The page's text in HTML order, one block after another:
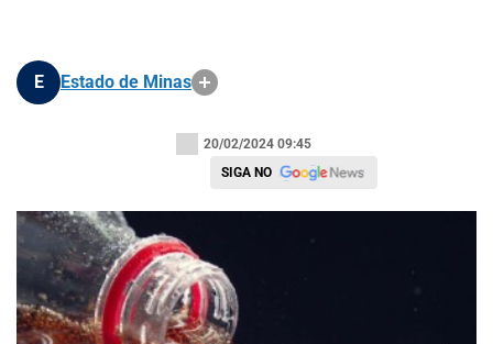
E Estado de Minas
20/02/2024 09:45
SIGA NO